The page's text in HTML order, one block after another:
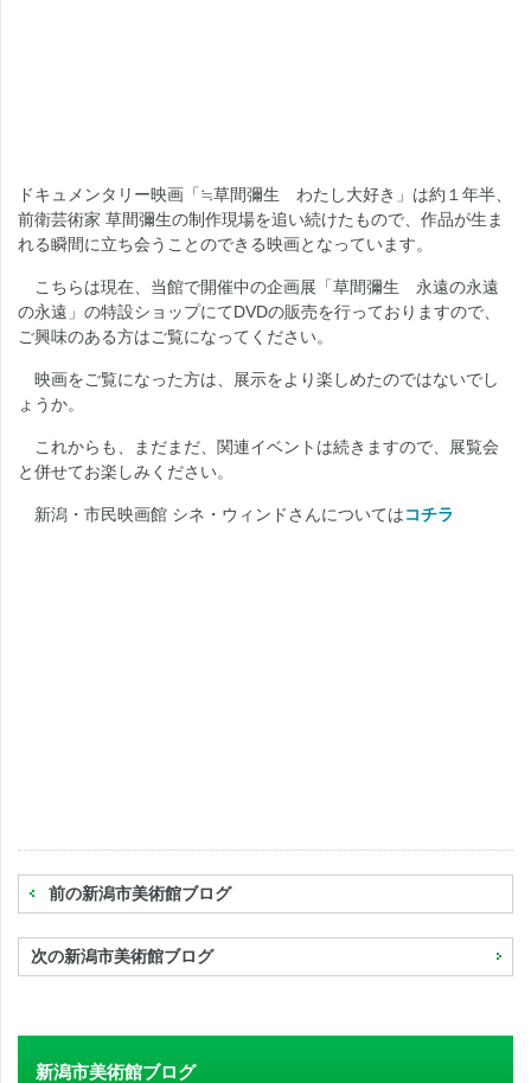
ドキュメンタリー映画「≒草間彌生 わたし大好き」は約１年半、
前衛芸術家 草間彌生の制作現場を追い続けたもので、作品が生ま
れる瞬間に立ち会うことのできる映画となっています。
こちらは現在、当館で開催中の企画展「草間彌生 永遠の永遠
の永遠」の特設ショップにてDVDの販売を行っておりますので、
ご興味のある方はご覧になってください。
映画をご覧になった方は、展示をより楽しめたのではないでし
ょうか。
これからも、まだまだ、関連イベントは続きますので、展覧会
と併せてお楽しみください。
新潟・市民映画館 シネ・ウィンドさんについてはコチラ
前の新潟市美術館ブログ
次の新潟市美術館ブログ
新潟市美術館ブログ